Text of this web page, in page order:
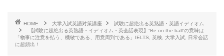
HOME 大学入試英語対策講座
試験に超絶出る英熟語・英語イディオム
【試験に超絶出る英熟語・イディオム・英会話表現】”Be on the ball”の意味は
「物事に注意を払う、機敏である、用意周到である」IELTS, 英検, 大学入試, 日常会話
に超頻出！